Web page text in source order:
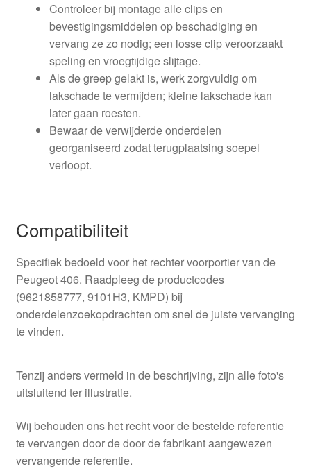
Controleer bij montage alle clips en
bevestigingsmiddelen op beschadiging en
vervang ze zo nodig; een losse clip veroorzaakt
speling en vroegtijdige slijtage.
Als de greep gelakt is, werk zorgvuldig om
lakschade te vermijden; kleine lakschade kan
later gaan roesten.
Bewaar de verwijderde onderdelen
georganiseerd zodat terugplaatsing soepel
verloopt.
Compatibiliteit
Specifiek bedoeld voor het rechter voorportier van de
Peugeot 406. Raadpleeg de productcodes
(9621858777, 9101H3, KMPD) bij
onderdelenzoekopdrachten om snel de juiste vervanging
te vinden.
Tenzij anders vermeld in de beschrijving, zijn alle foto's
uitsluitend ter illustratie.
Wij behouden ons het recht voor de bestelde referentie
te vervangen door de door de fabrikant aangewezen
vervangende referentie.